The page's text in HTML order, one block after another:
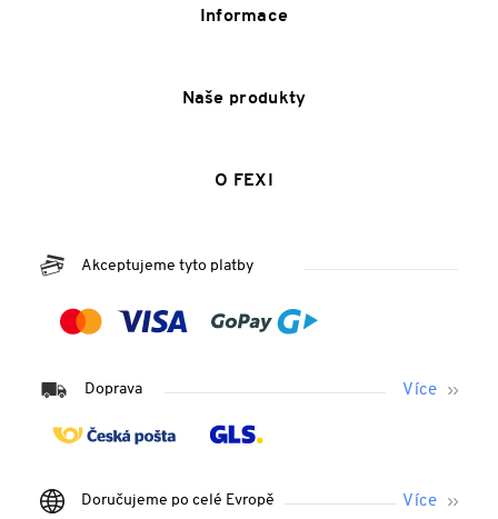
Informace
Naše produkty
O FEXI
Akceptujeme tyto platby
Doprava
Doručujeme po celé Evropě